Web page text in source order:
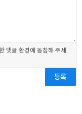
댓글 환경에 동참해 주세
등록